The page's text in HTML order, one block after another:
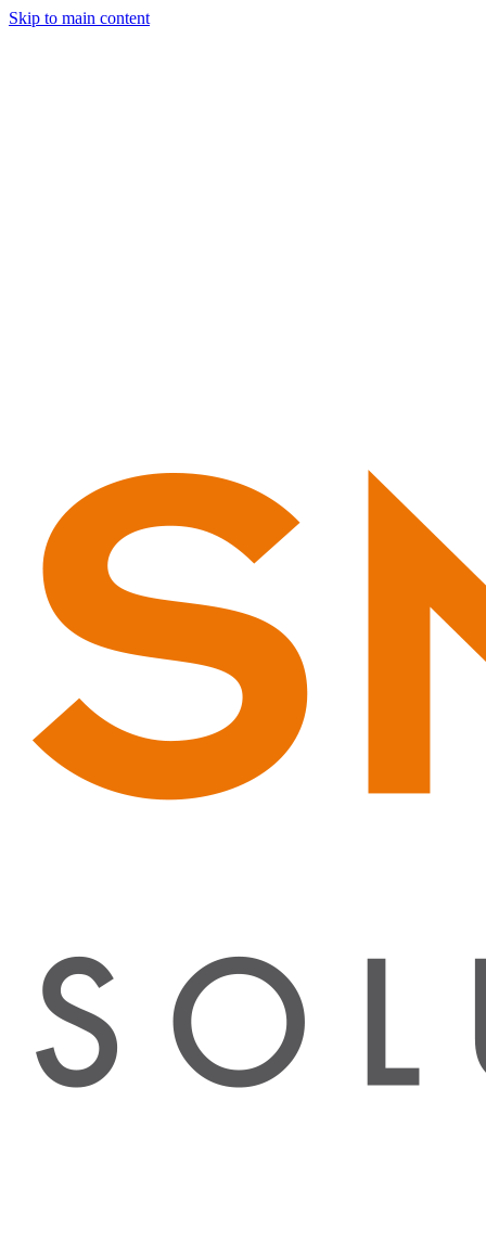
Skip to main content